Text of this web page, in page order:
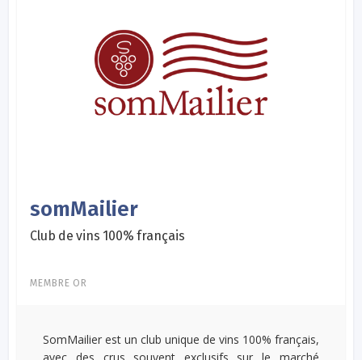
somMailier
Club de vins 100% français
MEMBRE OR
SomMailier est un club unique de vins 100% français,